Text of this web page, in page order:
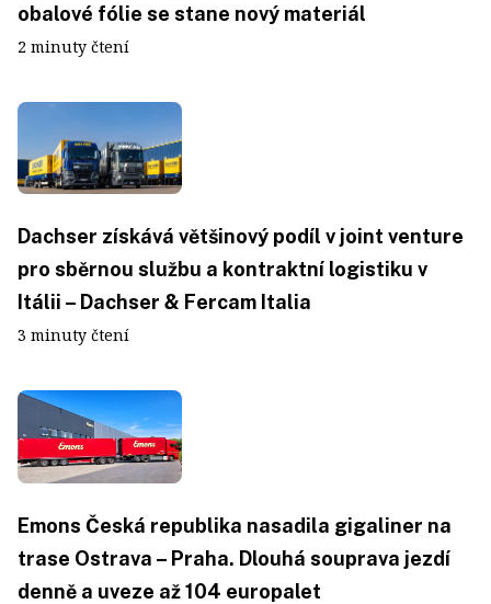
obalové fólie se stane nový materiál
2 minuty čtení
Dachser získává většinový podíl v joint venture
pro sběrnou službu a kontraktní logistiku v
Itálii – Dachser & Fercam Italia
3 minuty čtení
Emons Česká republika nasadila gigaliner na
trase Ostrava – Praha. Dlouhá souprava jezdí
denně a uveze až 104 europalet